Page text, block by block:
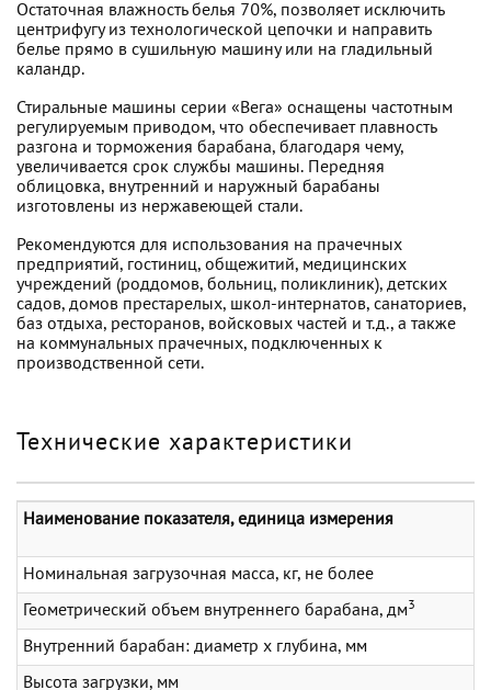
Остаточная влажность белья 70%, позволяет исключить
центрифугу из технологической цепочки и направить
белье прямо в сушильную машину или на гладильный
каландр.
Стиральные машины серии «Вега» оснащены частотным
регулируемым приводом, что обеспечивает плавность
разгона и торможения барабана, благодаря чему,
увеличивается срок службы машины. Передняя
облицовка, внутренний и наружный барабаны
изготовлены из нержавеющей стали.
Рекомендуются для использования на прачечных
предприятий, гостиниц, общежитий, медицинских
учреждений (роддомов, больниц, поликлиник), детских
садов, домов престарелых, школ-интернатов, санаториев,
баз отдыха, ресторанов, войсковых частей и т.д., а также
на коммунальных прачечных, подключенных к
производственной сети.
Технические характеристики
Наименование показателя, единица измерения
Номинальная загрузочная масса, кг, не более
Геометрический объем внутреннего барабана, дм 3
Внутренний барабан: диаметр х глубина, мм
Высота загрузки, мм